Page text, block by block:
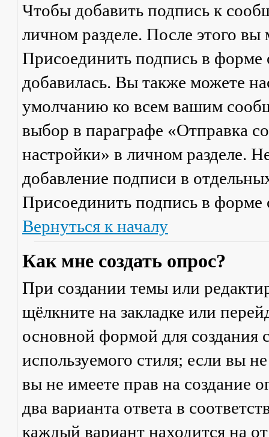
Чтобы добавить подпись к
личном разделе. После этого
Присоединить подпись в форме
добавилась. Вы также можете
умолчанию ко всем вашим
выбор в параграфе «Отправка
настройки» в личном разделе.
добавление подписи в
Присоединить подпись в форме
Вернуться к началу
Как мне создать опрос?
При создании темы или
щёлкните на закладке или
основной формой для создания
используемого стиля; если вы
вы не имеете прав на создание
два варианта ответа в
каждый вариант находится на